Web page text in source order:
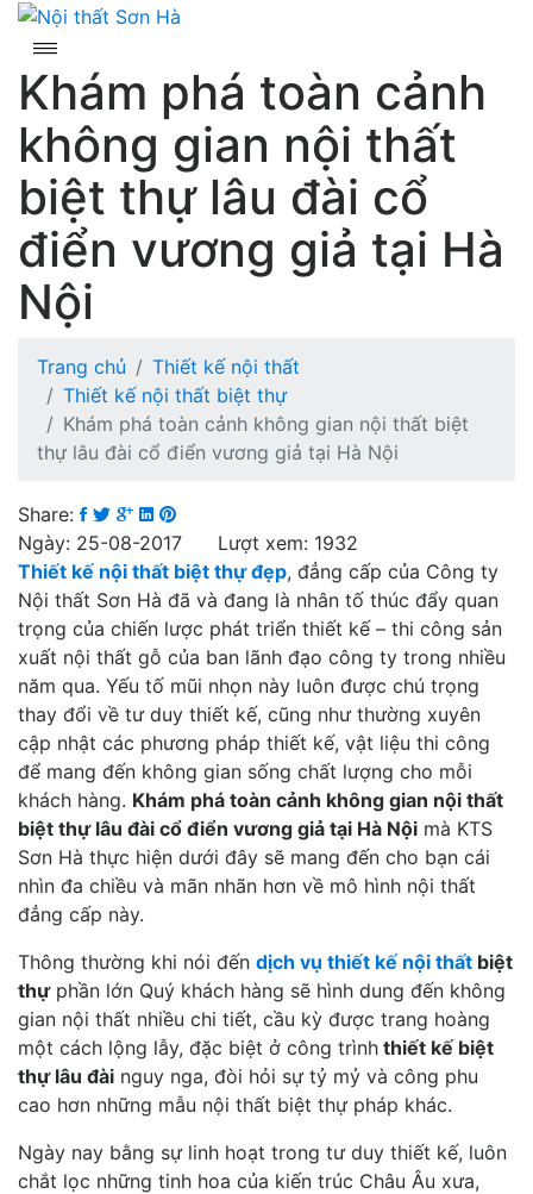
Skip
content
Khám phá toàn cảnh
không gian nội thất
biệt thự lâu đài cổ
điển vương giả tại Hà
Nội
Trang chủ
Thiết kế nội thất
Thiết kế nội thất biệt thự
Khám phá toàn cảnh không gian nội thất biệt
thự lâu đài cổ điển vương giả tại Hà Nội
Share:
Ngày: 25-08-2017 Lượt xem: 1932
Thiết kế nội thất biệt thự đẹp, đẳng cấp của Công ty
Nội thất Sơn Hà đã và đang là nhân tố thúc đẩy quan
trọng của chiến lược phát triển thiết kế – thi công sản
xuất nội thất gỗ của ban lãnh đạo công ty trong nhiều
năm qua. Yếu tố mũi nhọn này luôn được chú trọng
thay đổi về tư duy thiết kế, cũng như thường xuyên
cập nhật các phương pháp thiết kế, vật liệu thi công
để mang đến không gian sống chất lượng cho mỗi
khách hàng. Khám phá toàn cảnh không gian nội thất
biệt thự lâu đài cổ điển vương giả tại Hà Nội mà KTS
Sơn Hà thực hiện dưới đây sẽ mang đến cho bạn cái
nhìn đa chiều và mãn nhãn hơn về mô hình nội thất
đẳng cấp này.
Thông thường khi nói đến dịch vụ thiết kế nội thất biệt
thựphần lớn Quý khách hàng sẽ hình dung đến không
gian nội thất nhiều chi tiết, cầu kỳ được trang hoàng
một cách lộng lẫy, đặc biệt ở công trình thiết kế biệt
thự lâu đài nguy nga, đòi hỏi sự tỷ mỷ và công phu
cao hơn những mẫu nội thất biệt thự pháp khác.
Ngày nay bằng sự linh hoạt trong tư duy thiết kế, luôn
chắt lọc những tinh hoa của kiến trúc Châu Âu xưa,